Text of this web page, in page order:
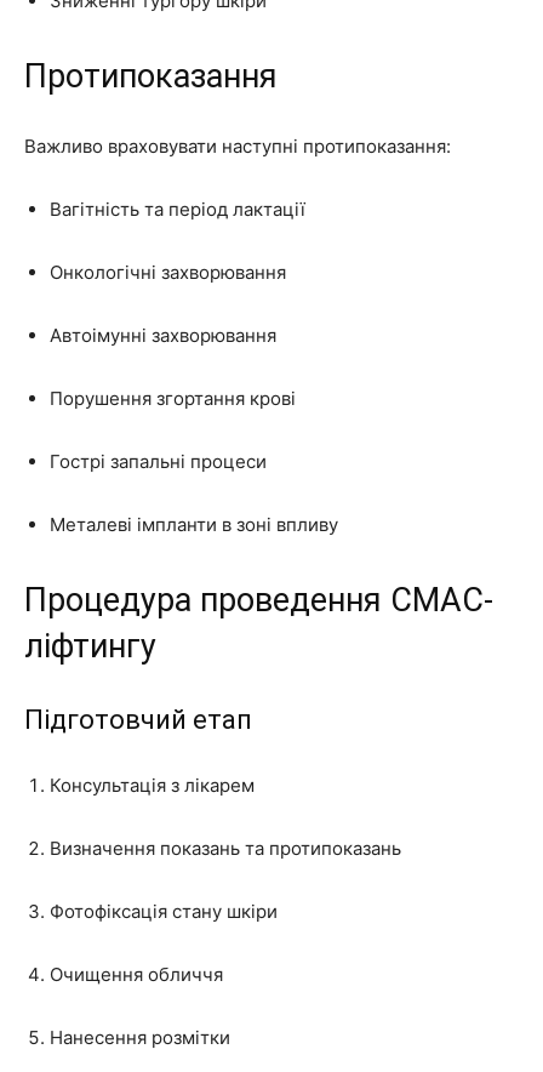
Протипоказання
Важливо враховувати наступні протипоказання:
Вагітність та період лактації
Онкологічні захворювання
Автоімунні захворювання
Порушення згортання крові
Гострі запальні процеси
Металеві імпланти в зоні впливу
Процедура проведення СМАС-
ліфтингу
Підготовчий етап
Консультація з лікарем
Визначення показань та протипоказань
Фотофіксація стану шкіри
Очищення обличчя
Нанесення розмітки